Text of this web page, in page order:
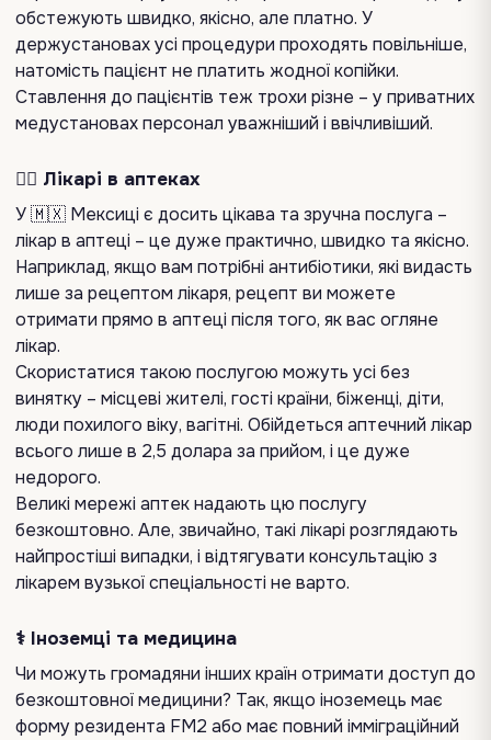
обстежують швидко, якісно, але платно. У
держустановах усі процедури проходять повільніше,
натомість пацієнт не платить жодної копійки.
Ставлення до пацієнтів теж трохи різне – у приватних
медустановах персонал уважніший і ввічливіший.
👩‍⚕️ Лікарі в аптеках
У 🇲🇽 Мексиці є досить цікава та зручна послуга –
лікар в аптеці – це дуже практично, швидко та якісно.
Наприклад, якщо вам потрібні антибіотики, які видасть
лише за рецептом лікаря, рецепт ви можете
отримати прямо в аптеці після того, як вас огляне
лікар.
Скористатися такою послугою можуть усі без
винятку – місцеві жителі, гості країни, біженці, діти,
люди похилого віку, вагітні. Обійдеться аптечний лікар
всього лише в 2,5 долара за прийом, і це дуже
недорого.
Великі мережі аптек надають цю послугу
безкоштовно. Але, звичайно, такі лікарі розглядають
найпростіші випадки, і відтягувати консультацію з
лікарем вузької спеціальності не варто.
⚕️ Іноземці та медицина
Чи можуть громадяни інших країн отримати доступ до
безкоштовної медицини? Так, якщо іноземець має
форму резидента FM2 або має повний імміграційний